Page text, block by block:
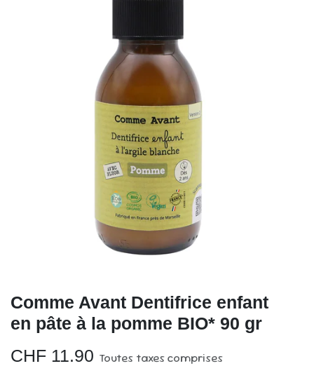
Comme Avant Dentifrice enfant
en pâte à la pomme BIO* 90 gr
CHF 11.90 Toutes taxes comprises